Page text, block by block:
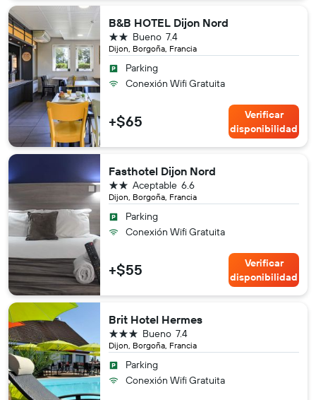
B&B HOTEL Dijon Nord
Dijon, Borgoña, Francia
7.4
Bueno
2 estrellas
Parking
Conexión Wifi Gratuita
+$65
Verificar
disponibilidad
Fasthotel Dijon Nord
Dijon, Borgoña, Francia
6.6
Aceptable
2 estrellas
Parking
Conexión Wifi Gratuita
+$55
Verificar
disponibilidad
Brit Hotel Hermes
Dijon, Borgoña, Francia
7.4
Bueno
3 estrellas
Parking
Conexión Wifi Gratuita